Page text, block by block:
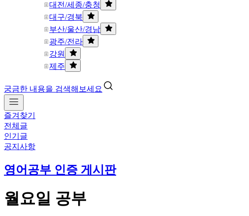
대전/세종/충청
대구/경북
부산/울산/경남
광주/전라
강원
제주
궁금한 내용을 검색해보세요
즐겨찾기
전체글
인기글
공지사항
영어공부 인증 게시판
월요일 공부